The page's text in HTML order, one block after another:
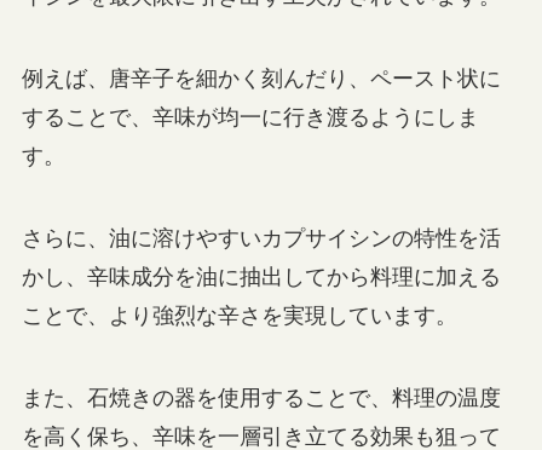
例えば、唐辛子を細かく刻んだり、ペースト状に
することで、辛味が均一に行き渡るようにしま
す。
さらに、油に溶けやすいカプサイシンの特性を活
かし、辛味成分を油に抽出してから料理に加える
ことで、より強烈な辛さを実現しています。
また、石焼きの器を使用することで、料理の温度
を高く保ち、辛味を一層引き立てる効果も狙って